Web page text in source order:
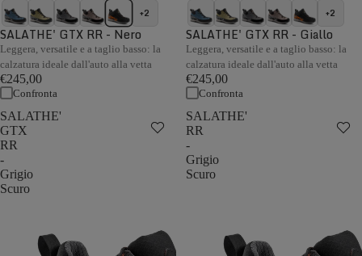
+2
SALATHE' GTX RR - Nero
Leggera, versatile e a taglio basso: la
calzatura ideale dall'auto alla vetta
€245,00
Confronta
+2
SALATHE' GTX RR - Giallo
Leggera, versatile e a taglio basso: la
calzatura ideale dall'auto alla vetta
€245,00
Confronta
SALATHE'
GTX
RR
-
Grigio
Scuro
SALATHE'
RR
-
Grigio
Scuro